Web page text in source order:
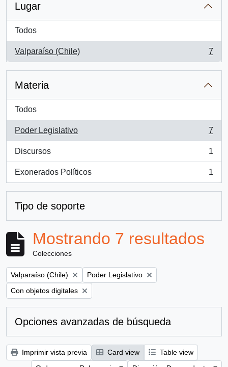
Lugar
Todos
Valparaíso (Chile)
, 7 resultados
7
Materia
Todos
Poder Legislativo
, 7 resultados
7
Discursos
, 1 resultados
1
Exonerados Políticos
, 1 resultados
1
Tipo de soporte
Mostrando 7 resultados
Colecciones
Remove filter:
Valparaíso (Chile) Remove filter:
Poder Legislativo
Remove filter:
Con objetos digitales
Opciones avanzadas de búsqueda
Imprimir vista previa Card view
Table view